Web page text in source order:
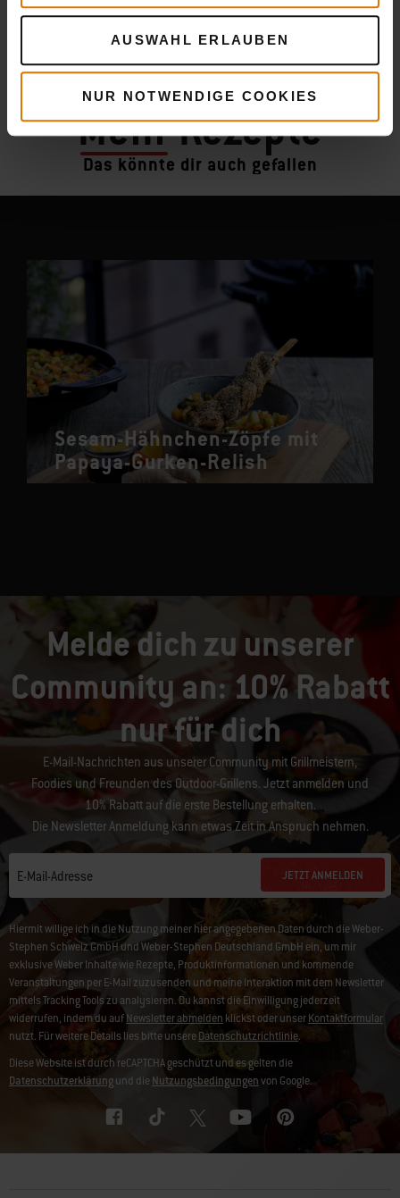
AUSWAHL ERLAUBEN
NUR NOTWENDIGE COOKIES
MehrRezepte
Das könnte dir auch gefallen
Sesam-Hähnchen-Zöpfe mit
Papaya-Gurken-Relish
Melde dich zu unserer
Community an: 10% Rabatt
nur für dich
E-Mail-Nachrichten aus unserer Community mit Grillmeistern,
Foodies und Freunden des Outdoor-Grillens. Jetzt anmelden und
10% Rabatt auf die erste Bestellung erhalten.
Die Newsletter Anmeldung kann etwas Zeit in Anspruch nehmen.
E-Mail-Adresse JETZT ANMELDEN
Hiermit willige ich in die Nutzung meiner hier angegebenen Daten durch die Weber-
Stephen Schweiz GmbH und Weber-Stephen Deutschland GmbH ein, um mir
exklusive Weber Inhalte wie Rezepte, Produktinformationen und kommende
Veranstaltungen per E-Mail zuzusenden und meine Interaktion mit dem Newsletter
mittels Tracking Tools zu analysieren. Du kannst die Einwilligung jederzeit
widerrufen, indem du aufNewsletter abmelden klickst oder unserKontaktformular
nutzt. Für weitere Details lies bitte unsereDatenschutzrichtlinie.
Diese Website ist durch reCAPTCHA geschützt und es gelten die
Datenschutzerklärungund dieNutzungsbedingungenvon Google.